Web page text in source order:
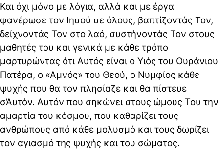
Και όχι μόνο με λόγια, αλλά και με έργα
φανέρωσε τον Ιησού σε όλους, βαπτίζοντάς Τον,
δείχνοντάς Τον στο λαό, συστήνοντάς Τον στους
μαθητές του και γενικά με κάθε τρόπο
μαρτυρώντας ότι Αυτός είναι ο Υιός του Ουράνιου
Πατέρα, ο «Αμνός» του Θεού, ο Νυμφίος κάθε
ψυχής που θα τον πλησίαζε και θα πίστευε
σ’Αυτόν. Αυτόν που σηκώνει στους ώμους Του την
αμαρτία του κόσμου, που καθαρίζει τους
ανθρώπους από κάθε μολυσμό και τους δωρίζει
τον αγιασμό της ψυχής και του σώματος.